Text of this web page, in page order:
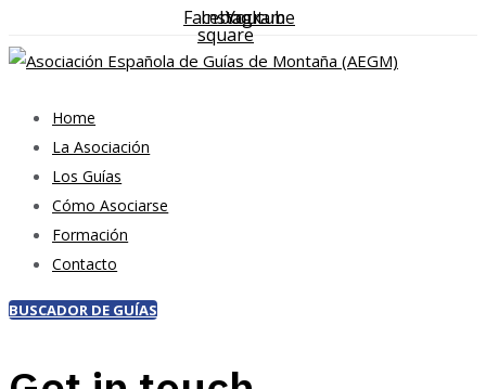
Facebook-
square
Instagram
Youtube
Home
La Asociación
Los Guías
Cómo Asociarse
Formación
Contacto
BUSCADOR DE GUÍAS